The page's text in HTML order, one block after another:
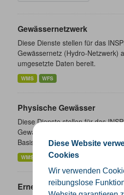
Diese Website
Cookies
Wir verwenden
reibungslose
Gewässernetzwerk
Diese Dienste stellen für das
Gewässernetz (Hydro-Netzwerk)
umgesetzte Daten bereit.
WMS WFS
Physische Gewässer
Diese Dienste stellen für das
Gewässernetz (Hydro-Physische
Basis-DLM umgesetzte Daten
WMS WFS
Erneuerbare Energien NRW